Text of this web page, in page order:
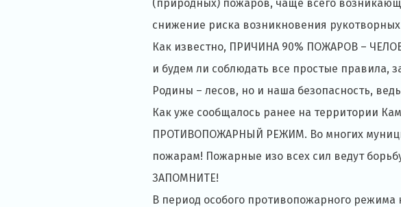
(природных) пожаров, чаще всего
снижение риска возникновения
Как известно, ПРИЧИНА 90% ПОЖАРОВ –
и будем ли соблюдать все простые правила,
Родины – лесов, но и наша безопасность,
Как уже сообщалось ранее на территории
ПРОТИВОПОЖАРНЫЙ РЕЖИМ. Во многих
пожарам! Пожарные изо всех сил ведут
ЗАПОМНИТЕ!
В период особого противопожарного режима